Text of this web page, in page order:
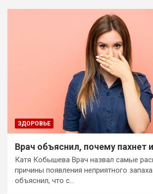
ЗДОРОВЬЕ
Врач объяснил, почему пахнет
Катя Кобышева Врач назвал самые
причины появления неприятного
объяснил, что с…